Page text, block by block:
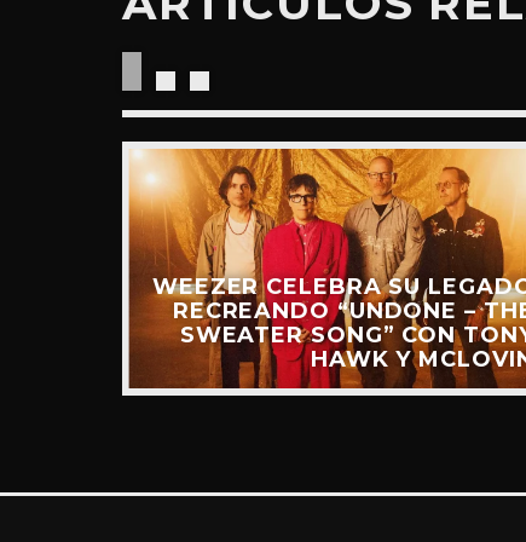
WEEZER CELEBRA SU
RECREANDO “UNDONE –
SWEATER SONG” CON
HAWK Y